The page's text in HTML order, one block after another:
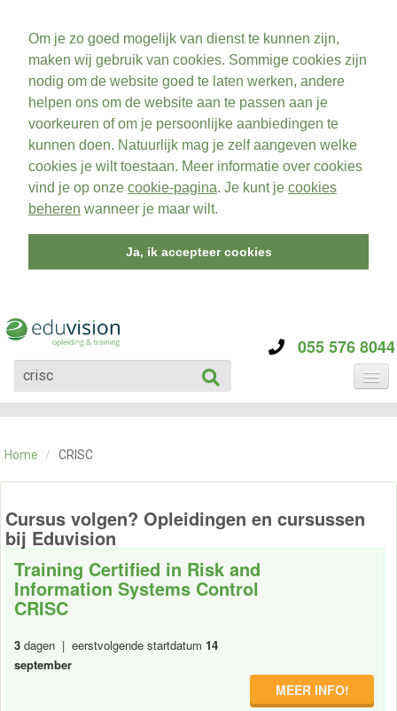
Om je zo goed mogelijk van dienst te kunnen zijn,
maken wij gebruik van cookies. Sommige cookies zijn
nodig om de website goed te laten werken, andere
helpen ons om de website aan te passen aan je
voorkeuren of om je persoonlijke aanbiedingen te
kunnen doen. Natuurlijk mag je zelf aangeven welke
cookies je wilt toestaan. Meer informatie over cookies
vind je op onze cookie-pagina. Je kunt je cookies
beheren wanneer je maar wilt.
Ja, ik accepteer cookies
055 576 8044
CATEGORIE
OVER ONS
CONTACT
Home / CRISC
Cursus volgen? Opleidingen en cursussen
bij Eduvision
Training Certified in Risk and
Information Systems Control
CRISC
3 dagen | eerstvolgende startdatum 14
september
MEER INFO!